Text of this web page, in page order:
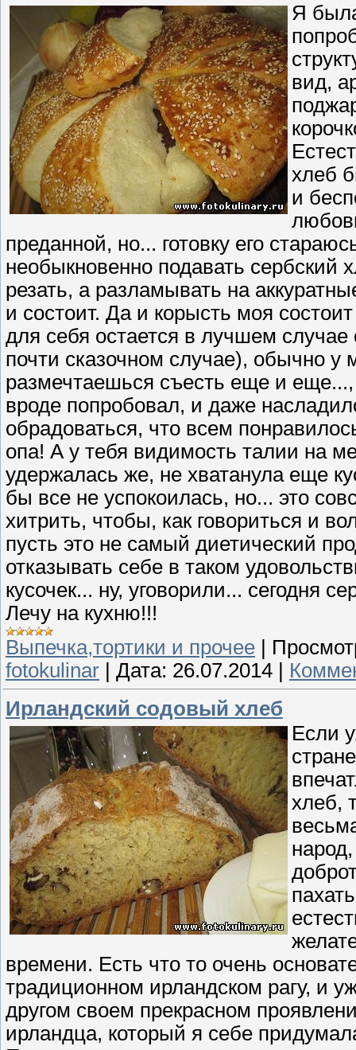
Я
вид,
хлеб
и
преданной, но... готовку его
необыкновенно подавать сербский
резать, а разламывать на
и состоит. Да и корысть моя
для себя остается в лучшем
почти сказочном случае), обычно
размечтаешься съесть еще и
вроде попробовал, и даже
обрадоваться, что всем
опа! А у тебя видимость талии на
удержалась же, не хватанула еще
бы все не успокоилась, но... это
хитрить, чтобы, как говориться и
пусть это не самый диетический
отказывать себе в таком
кусочек... ну, уговорили... сегодня
Лечу на кухню!!!
Выпечка,тортики и прочее
fotokulinar
Дата: 26.07.2014
Ирландский содовый хлеб
Если
хлеб,
времени. Есть что то очень
традиционном ирландском рагу, и
другом своем прекрасном
ирландца, который я себе